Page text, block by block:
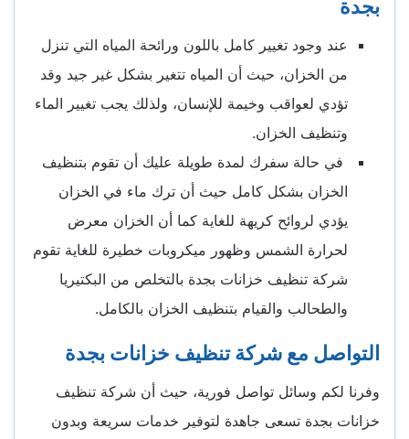
بجدة
عند وجود تغيير كامل باللون ورائحة المياه التي تنزل
من الخزان، حيث أن المياه تتغير بشكل غير جيد وقد
تؤدي لعواقب وخيمة للإنسان، ولذلك يجب تغيير الماء
وتنظيف الخزان.
في حالة سفرك لمدة طويلة عليك أن تقوم بتنظيف
الخزان بشكل كامل حيث أن ترك ماء في الخزان
يؤدي لروائح كريهة للغاية كما أن الخزان معرض
لحرارة الشمس وظهور ميكروبات خطيرة للغاية تقوم
شركة تنظيف خزانات بجدة بالتخلص من البكتيريا
والطحالب والقيام بتنظيف الخزان بالكامل.
التواصل مع شركة تنظيف خزانات بجدة
وفرنا لكم وسائل تواصل فورية، حيث أن شركة تنظيف
خزانات بجدة تسعى جاهدة لتوفير خدمات سريعة وبدون